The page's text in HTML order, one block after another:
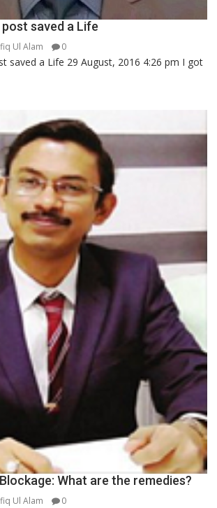
saved a Life
Ul Alam 0
saved a Life 29 August, 2016 4:26 pm I got
What are the remedies?
Ul Alam 0